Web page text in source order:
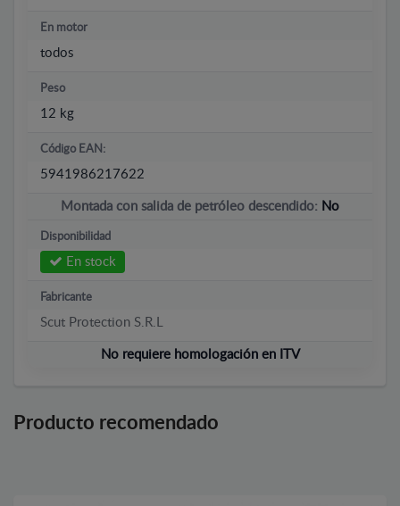
En motor
todos
Peso
12 kg
Código EAN:
5941986217622
Montada con salida de petróleo descendido: No
Disponibilidad
En stock
Fabricante
Scut Protection S.R.L
No requiere homologación en ITV
Producto recomendado